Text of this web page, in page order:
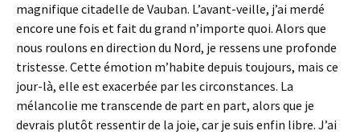
magnifique citadelle de Vauban. L’avant-veille, j’ai merdé
encore une fois et fait du grand n’importe quoi. Alors que
nous roulons en direction du Nord, je ressens une profonde
tristesse. Cette émotion m’habite depuis toujours, mais ce
jour-là, elle est exacerbée par les circonstances. La
mélancolie me transcende de part en part, alors que je
devrais plutôt ressentir de la joie, car je suis enfin libre. J’ai